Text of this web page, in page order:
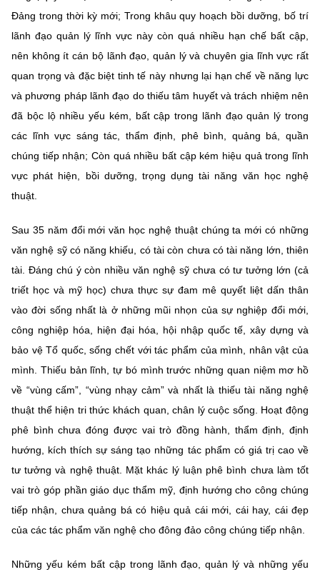
Đảng trong thời kỳ mới; Trong khâu quy hoạch bồi dưỡng, bố trí
lãnh đạo quản lý lĩnh vực này còn quá nhiều hạn chế bất cập,
nên không ít cán bộ lãnh đạo, quản lý và chuyên gia lĩnh vực rất
quan trọng và đặc biệt tinh tế này nhưng lại hạn chế về năng lực
và phương pháp lãnh đạo do thiếu tâm huyết và trách nhiệm nên
đã bộc lộ nhiều yếu kém, bất cập trong lãnh đạo quản lý trong
các lĩnh vực sáng tác, thẩm định, phê bình, quảng bá, quần
chúng tiếp nhận; Còn quá nhiều bất cập kém hiệu quả trong lĩnh
vực phát hiện, bồi dưỡng, trọng dụng tài năng văn học nghệ
thuật.
Sau 35 năm đổi mới văn học nghệ thuật chúng ta mới có những
văn nghệ sỹ có năng khiếu, có tài còn chưa có tài năng lớn, thiên
tài. Đáng chú ý còn nhiều văn nghệ sỹ chưa có tư tưởng lớn (cả
triết học và mỹ học) chưa thực sự đam mê quyết liệt dấn thân
vào đời sống nhất là ở những mũi nhọn của sự nghiệp đổi mới,
công nghiệp hóa, hiện đại hóa, hội nhập quốc tế, xây dựng và
bảo vệ Tổ quốc, sống chết với tác phẩm của mình, nhân vật của
mình. Thiếu bản lĩnh, tự bó mình trước những quan niệm mơ hồ
về “vùng cấm”, “vùng nhạy cảm” và nhất là thiếu tài năng nghệ
thuật thể hiện tri thức khách quan, chân lý cuộc sống. Hoạt động
phê bình chưa đóng được vai trò đồng hành, thẩm định, định
hướng, kích thích sự sáng tạo những tác phẩm có giá trị cao về
tư tưởng và nghệ thuật. Mặt khác lý luận phê bình chưa làm tốt
vai trò góp phần giáo dục thẩm mỹ, định hướng cho công chúng
tiếp nhận, chưa quảng bá có hiệu quả cái mới, cái hay, cái đẹp
của các tác phẩm văn nghệ cho đông đảo công chúng tiếp nhận.
Những yếu kém bất cập trong lãnh đạo, quản lý và những yếu